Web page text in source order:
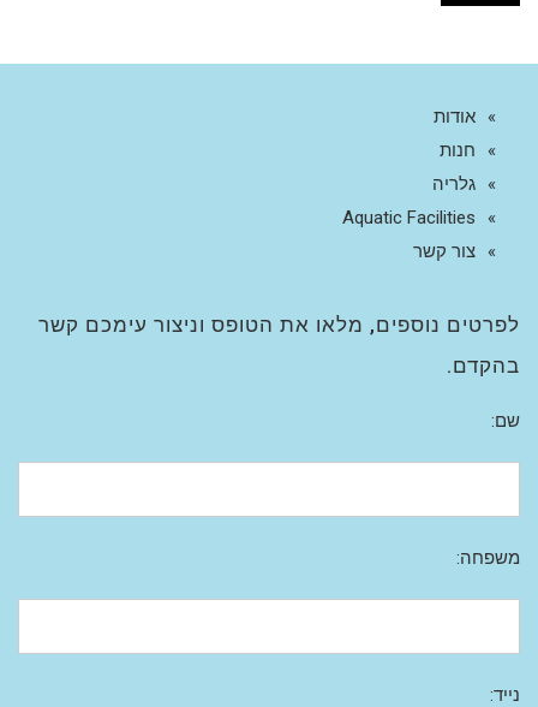
אודות
חנות
גלריה
Aquatic Facilities
צור קשר
לפרטים נוספים, מלאו את הטופס וניצור עימכם קשר
בהקדם.
שם:
משפחה:
נייד: